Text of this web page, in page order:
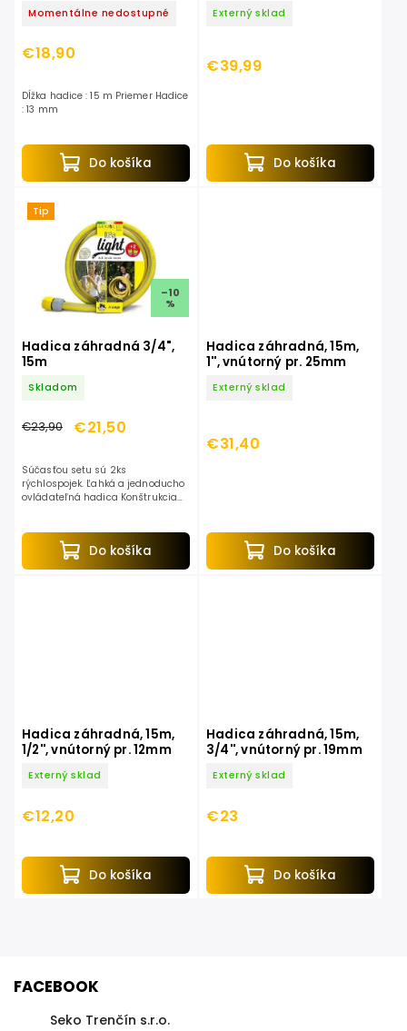
Momentálne nedostupné
€18,90
Do košíka
Dĺžka hadice : 15 m Priemer Hadice
: 13 mm
m s držiakom na hadice
Externý sklad
€39,99
Do košíka
Tip
–10
%
Hadica záhradná 3/4",
15m
Skladom
€23,90 €21,50
Do košíka
Súčasťou setu sú 2ks
rýchlospojek. Ľahká a jednoducho
ovládateľná hadica Konštrukcia
teplotách Odolná voči...
Hadica záhradná, 15m,
1'', vnútorný pr. 25mm
Externý sklad
€31,40
Do košíka
Hadica záhradná, 15m,
1/2'', vnútorný pr. 12mm
Externý sklad
€12,20
Do košíka
Hadica záhradná, 15m,
3/4'', vnútorný pr. 19mm
Externý sklad
€23
Do košíka
FACEBOOK
Seko Trenčín s.r.o.